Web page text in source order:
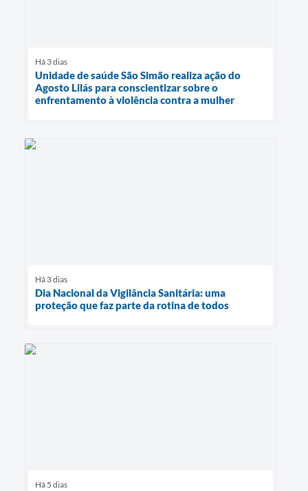
Há 3 dias
Unidade de saúde São Simão realiza ação do
Agosto Lilás para conscientizar sobre o
enfrentamento à violência contra a mulher
Há 3 dias
Dia Nacional da Vigilância Sanitária: uma
proteção que faz parte da rotina de todos
Há 5 dias